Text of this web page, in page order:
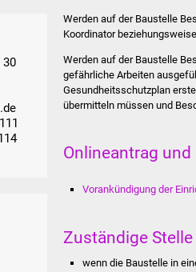
30
Werden auf der Baustelle
Koordinator
Werden auf der Baustelle
gefährliche Arbeiten
Gesundheitsschutzplan
übermitteln müssen und
Onlineantrag
Vorankündigung der
Zuständige Stelle
wenn die Baustelle in